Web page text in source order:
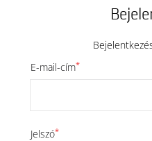
E-mail-cím*
Jelszó*